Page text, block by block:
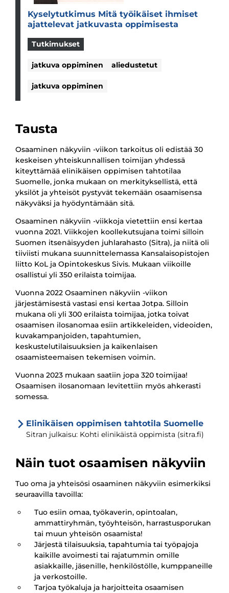
Kyse­ly­tut­ki­mus Mitä työi­käi­set ihmi­set
ajat­te­le­vat jat­ku­vasta oppi­mi­sesta
Tutkimukset
jatkuva oppiminen aliedustetut
jatkuva oppiminen
Tausta
Osaaminen näkyviin -viikon tarkoitus oli edistää 30
keskeisen yhteiskunnallisen toimijan yhdessä
kiteyttämää elinikäisen oppimisen tahtotilaa
Suomelle, jonka mukaan on merkityksellistä, että
yksilöt ja yhteisöt pystyvät tekemään osaamisensa
näkyväksi ja hyödyntämään sitä.
Osaaminen näkyviin -viikkoja vietettiin ensi kertaa
vuonna 2021. Viikkojen koollekutsujana toimi silloin
Suomen itsenäisyyden juhlarahasto (Sitra), ja niitä oli
tiiviisti mukana suunnittelemassa Kansalaisopistojen
liitto KoL ja Opintokeskus Sivis. Mukaan viikoille
osallistui yli 350 erilaista toimijaa.
Vuonna 2022 Osaaminen näkyviin -viikon
järjestämisestä vastasi ensi kertaa Jotpa. Silloin
mukana oli yli 300 erilaista toimijaa, jotka toivat
osaamisen ilosanomaa esiin artikkeleiden, videoiden,
kuvakampanjoiden, tapahtumien,
keskustelutilaisuuksien ja kaikenlaisen
osaamisteemaisen tekemisen voimin.
Vuonna 2023 mukaan saatiin jopa 320 toimijaa!
Osaamisen ilosanomaan levitettiin myös ahkerasti
somessa.
Elinikäisen oppimisen tahtotila Suomelle
Sitran julkaisu: Kohti elinikäistä oppimista (sitra.fi)
Näin tuot osaamisen näkyviin
Tuo oma ja yhteisösi osaaminen näkyviin esimerkiksi
seuraavilla tavoilla:
Tuo esiin omaa, työkaverin, opintoalan,
ammattiryhmän, työyhteisön, harrastusporukan
tai muun yhteisön osaamista!
Järjestä tilaisuuksia, tapahtumia tai työpajoja
kaikille avoimesti tai rajatummin omille
asiakkaille, jäsenille, henkilöstölle, kumppaneille
ja verkostoille.
Tarjoa työkaluja ja harjoitteita osaamisen